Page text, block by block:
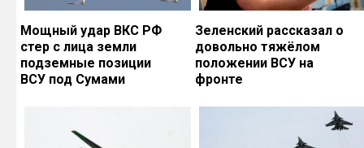
Мощный удар ВКС РФ
стер с лица земли
подземные позиции
ВСУ под Сумами
Зеленский рассказал о
довольно тяжёлом
положении ВСУ на
фронте